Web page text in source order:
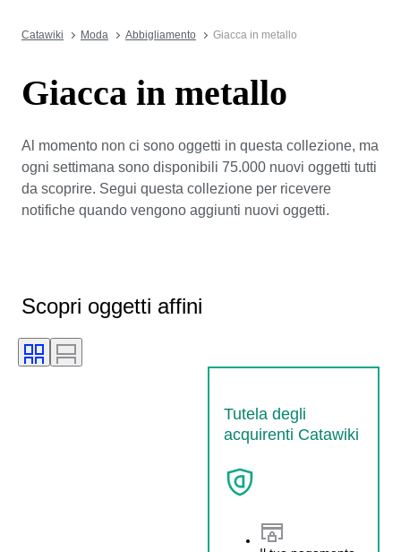
Catawiki Moda Abbigliamento Giacca in metallo
Giacca in metallo
Al momento non ci sono oggetti in questa collezione, ma
ogni settimana sono disponibili 75.000 nuovi oggetti tutti
da scoprire. Segui questa collezione per ricevere
notifiche quando vengono aggiunti nuovi oggetti.
Scopri oggetti affini
Tutela degli
acquirenti Catawiki